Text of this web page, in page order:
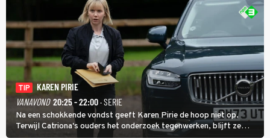
TIP
KAREN PIRIE
VANAVOND 20:25 - 22:00· SERIE
Na een schokkende vondst geeft Karen Pirie de hoop niet op.
Terwijl Catriona's ouders het onderzoek tegenwerken, blijft ze